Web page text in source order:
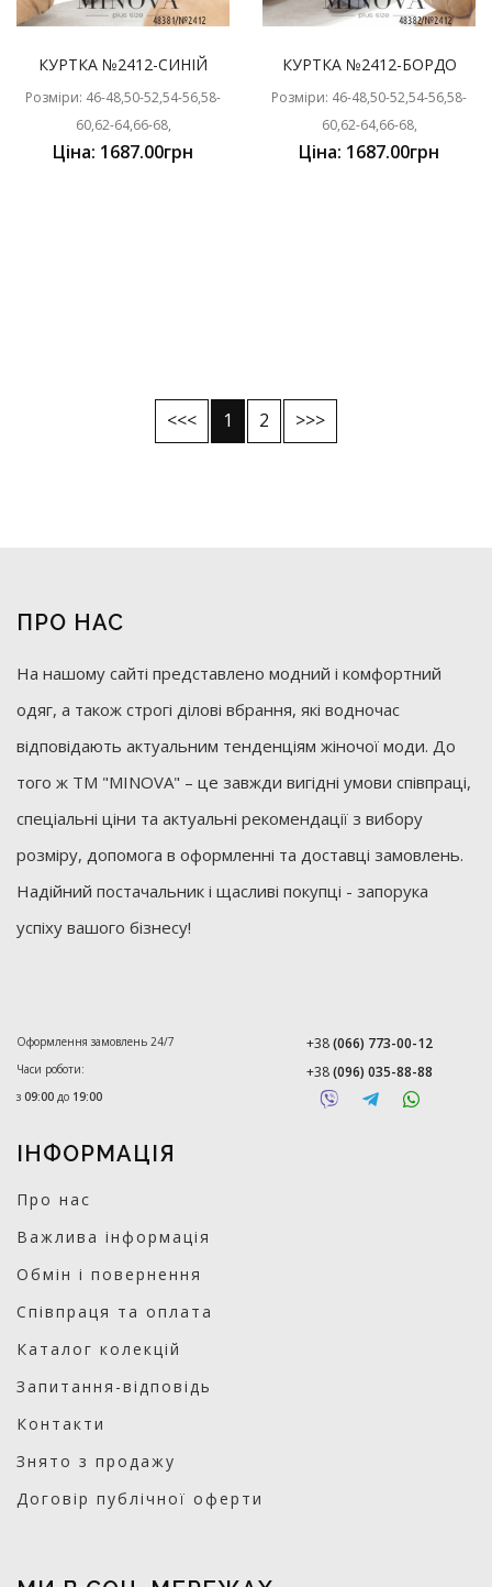
КУРТКА №2412-СИНІЙ
Розміри: 46-48,50-52,54-56,58-
60,62-64,66-68,
Ціна: 1687.00грн
КУРТКА №2412-БОРДО
Розміри: 46-48,50-52,54-56,58-
60,62-64,66-68,
Ціна: 1687.00грн
<<< 1 2 >>>
ПРО НАС
На нашому сайті представлено модний і комфортний
одяг, а також строгі ділові вбрання, які водночас
відповідають актуальним тенденціям жіночої моди. До
того ж ТМ "MINOVA" – це завжди вигідні умови співпраці,
спеціальні ціни та актуальні рекомендації з вибору
розміру, допомога в оформленні та доставці замовлень.
Надійний постачальник і щасливі покупці - запорука
успіху вашого бізнесу!
Оформлення замовлень 24/7
Часи роботи:
з 09:00 до 19:00
+38(066) 773-00-12
+38(096) 035-88-88
ІНФОРМАЦІЯ
Про нас
Важлива інформація
Обмін і повернення
Співпраця та оплата
Каталог колекцій
Запитання-відповідь
Контакти
Знято з продажу
Договір публічної оферти